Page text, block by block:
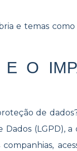
e temas
E O
de
(LGPD),